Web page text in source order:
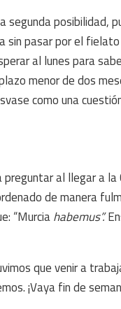
posibilidad,
sin pasar por el
al lunes para
menor de dos
como una
al llegar a
de manera
“Murciahabemus”.
que venir a
¡Vaya fin de